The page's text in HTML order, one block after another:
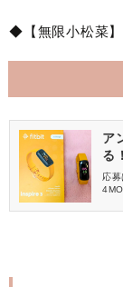
◆【無限小松菜
ア
る！
応